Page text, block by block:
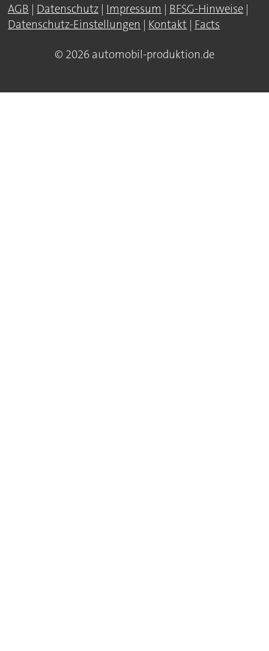
AGB Datenschutz Impressum BFSG-Hinweise
Datenschutz-Einstellungen
Kontakt Facts
© 2026 automobil-produktion.de